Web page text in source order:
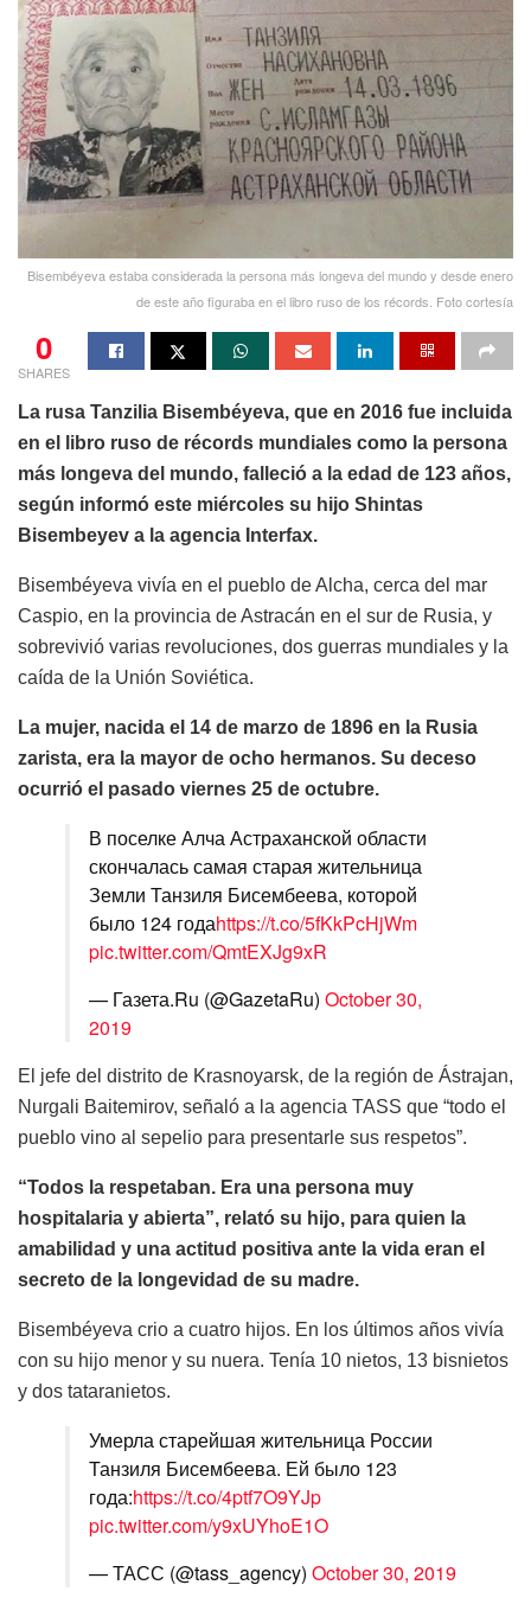
Bisembéyeva estaba considerada la persona más longeva del mundo y desde enero
de este año figuraba en el libro ruso de los récords. Foto cortesía
0
SHARES
La rusa Tanzilia Bisembéyeva, que en 2016 fue incluida
en el libro ruso de récords mundiales como la persona
más longeva del mundo, falleció a la edad de 123 años,
según informó este miércoles su hijo Shintas
Bisembeyev a la agencia Interfax.
Bisembéyeva vivía en el pueblo de Alcha, cerca del mar
Caspio, en la provincia de Astracán en el sur de Rusia, y
sobrevivió varias revoluciones, dos guerras mundiales y la
caída de la Unión Soviética.
La mujer, nacida el 14 de marzo de 1896 en la Rusia
zarista, era la mayor de ocho hermanos. Su deceso
ocurrió el pasado viernes 25 de octubre.
В поселке Алча Астраханской области
скончалась самая старая жительница
Земли Танзиля Бисембеева, которой
было 124 годаhttps://t.co/5fKkPcHjWm
pic.twitter.com/QmtEXJg9xR
— Газета.Ru (@GazetaRu) October 30,
2019
El jefe del distrito de Krasnoyarsk, de la región de Ástrajan,
Nurgali Baitemirov, señaló a la agencia TASS que “todo el
pueblo vino al sepelio para presentarle sus respetos”.
“Todos la respetaban. Era una persona muy
hospitalaria y abierta”, relató su hijo, para quien la
amabilidad y una actitud positiva ante la vida eran el
secreto de la longevidad de su madre.
Bisembéyeva crio a cuatro hijos. En los últimos años vivía
con su hijo menor y su nuera. Tenía 10 nietos, 13 bisnietos
y dos tataranietos.
Умерла старейшая жительница России
Танзиля Бисембеева. Ей было 123
года:https://t.co/4ptf7O9YJp
pic.twitter.com/y9xUYhoE1O
— ТАСС (@tass_agency) October 30, 2019